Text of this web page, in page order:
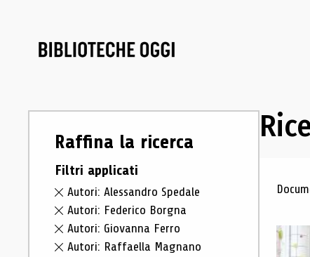
Raffina la ricerca
Filtri applicati
Autori: Alessandro Spedale
Autori: Federico Borgna
Autori: Giovanna Ferro
Autori: Raffaella Magnano